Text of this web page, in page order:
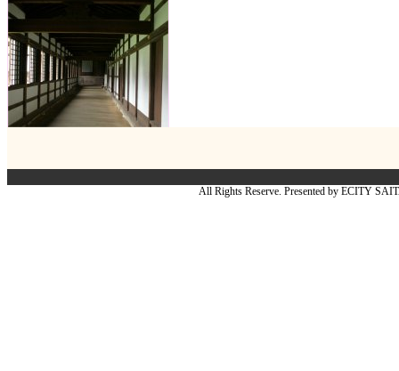
All Rights Reserve. Presented by ECITY